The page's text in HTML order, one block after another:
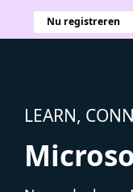
Nu registreren
LEARN,